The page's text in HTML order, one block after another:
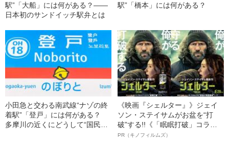
駅”「大船」には何がある？――
日本初のサンドイッチ駅弁とは
駅”「橋本」には何がある？
小田急と交わる南武線“ナゾの終
着駅”「登戸」には何がある？
多摩川の近くにどうして“国民的
《映画『シェルター』》ジェイ
ソン・ステイサムがお盆を“打
破”する!!《「眠眠打破」コラ
ボ》
PR（キノフィルムズ）